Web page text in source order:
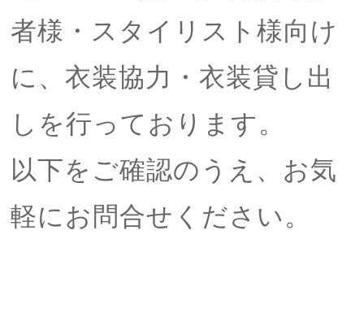
者様・スタイリスト様向け
に、衣装協力・衣装貸し出
しを行っております。
以下をご確認のうえ、お気
軽にお問合せください。